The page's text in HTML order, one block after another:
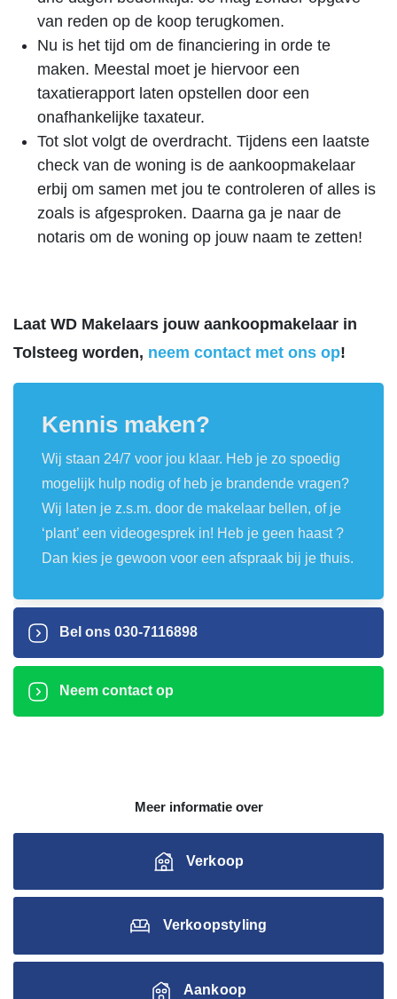
van reden op de koop terugkomen.
Nu is het tijd om de financiering in orde te
maken. Meestal moet je hiervoor een
taxatierapport laten opstellen door een
onafhankelijke taxateur.
Tot slot volgt de overdracht. Tijdens een laatste
check van de woning is de aankoopmakelaar
erbij om samen met jou te controleren of alles is
zoals is afgesproken. Daarna ga je naar de
notaris om de woning op jouw naam te zetten!
Laat WD Makelaars jouw aankoopmakelaar in
Tolsteeg worden, neem contact met ons op!
Kennis maken?
Wij staan 24/7 voor jou klaar. Heb je zo spoedig
mogelijk hulp nodig of heb je brandende vragen?
Wij laten je z.s.m. door de makelaar bellen, of je
‘plant’ een videogesprek in! Heb je geen haast ?
Dan kies je gewoon voor een afspraak bij je thuis.
Bel ons 030-7116898
Neem contact op
Meer informatie over
Verkoop
Verkoopstyling
Aankoop